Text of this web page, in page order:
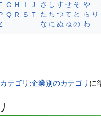
G H I
J
Q R S T
さ し す せ そ
た ち つ て と
な に ぬ ね の
や
ら り
わ
カテゴリ:企業別のカテゴリ に